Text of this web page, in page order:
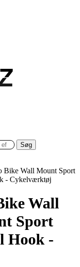
Søg
Bike Wall Mount Sport
- Cykelværktøj
Wall
Sport
Hook -